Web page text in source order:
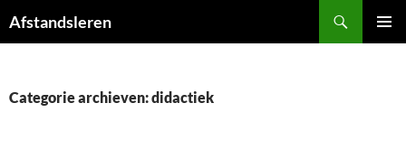
naar
Afstandsleren
Categorie archieven: didactiek